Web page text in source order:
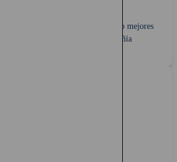
Ofrecemos precios iguales o mejores
directamente en la compañía